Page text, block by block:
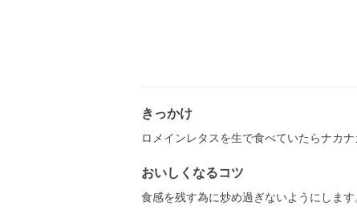
きっかけ
ロメインレタスを生で食べていたらナカ
おいしくなるコツ
食感を残す為に炒め過ぎないようにします